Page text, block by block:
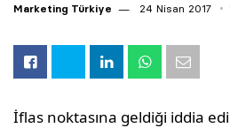
Marketing Türkiye 24 Nisan 2017
İflas noktasına geldiği iddia